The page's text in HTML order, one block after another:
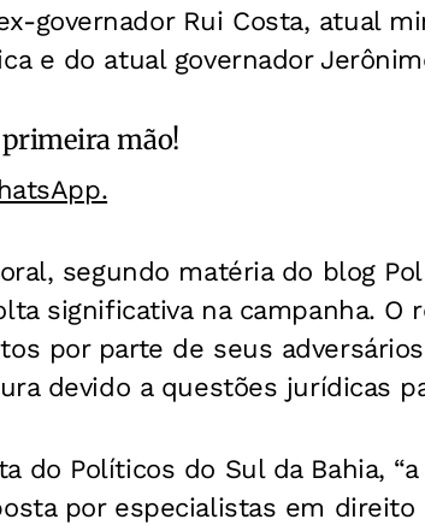
governador Rui Costa, atual
e do atual governador
mão!
segundo matéria do blog
significativa na campanha. O
por parte de seus
devido a questões jurídicas
do Políticos do Sul da Bahia,
por especialistas em